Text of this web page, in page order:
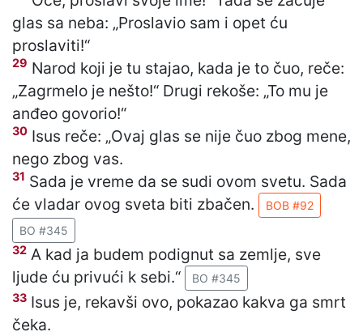
glas sa neba: „Proslavio sam i opet ću
proslaviti!“
29 Narod koji je tu stajao, kada je to čuo, reče:
„Zagrmelo je nešto!“ Drugi rekoše: „To mu je
anđeo govorio!“
30 Isus reče: „Ovaj glas se nije čuo zbog mene,
nego zbog vas.
31 Sada je vreme da se sudi ovom svetu. Sada
će vladar ovog sveta biti zbačen.
BOB #92
BO #345
32 A kad ja budem podignut sa zemlje, sve
ljude ću privući k sebi.“
BO #345
33 Isus je, rekavši ovo, pokazao kakva ga smrt
čeka.